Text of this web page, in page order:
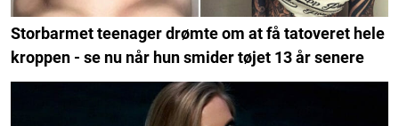
Storbarmet teenager drømte om at få tatoveret hele
kroppen - se nu når hun smider tøjet 13 år senere